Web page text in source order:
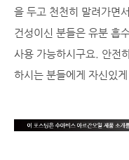
을 두고 천천히 말려가면
건성이신 분들은 유분 흡
사용 가능하시구요. 안전
하시는 분들에게 자신있